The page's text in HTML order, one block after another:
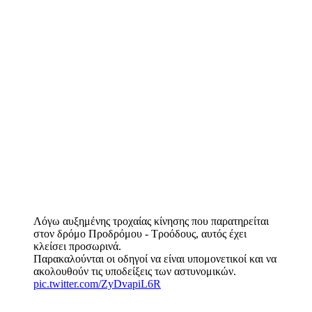
Λόγω αυξημένης τροχαίας κίνησης που παρατηρείται
στον δρόμο Προδρόμου - Τροόδους, αυτός έχει
κλείσει προσωρινά.
Παρακαλούνται οι οδηγοί να είναι υπομονετικοί και να
ακολουθούν τις υποδείξεις των αστυνομικών.
pic.twitter.com/ZyDvapiL6R